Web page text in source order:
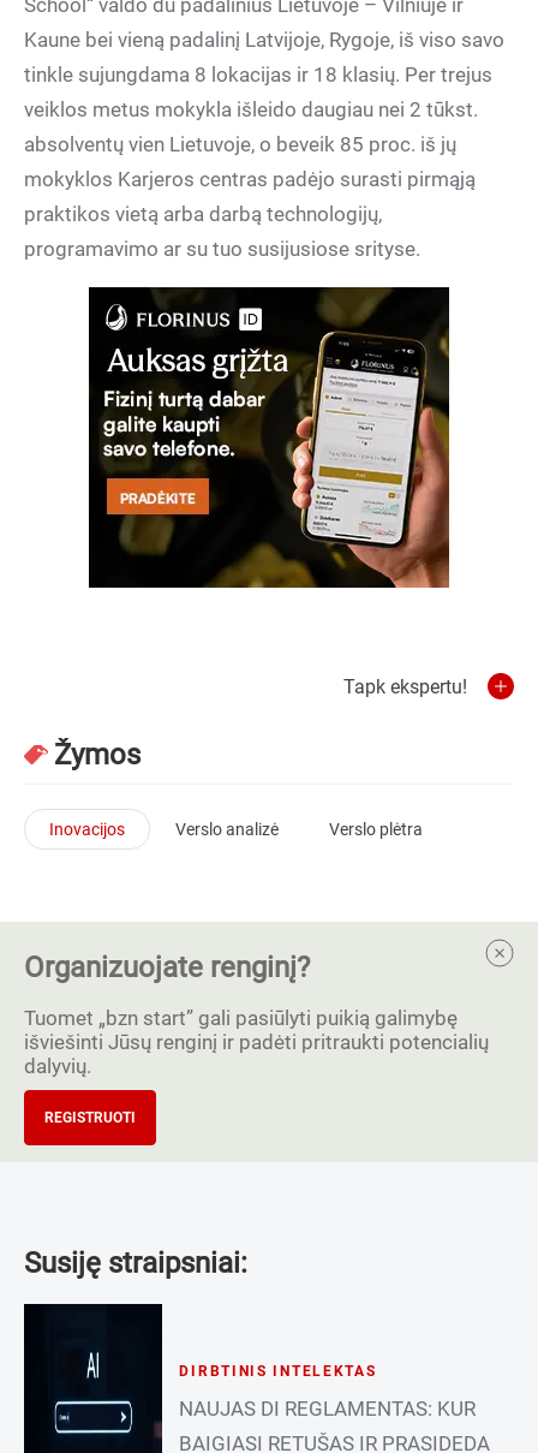
School“ valdo du padalinius Lietuvoje – Vilniuje ir
Kaune bei vieną padalinį Latvijoje, Rygoje, iš viso savo
tinkle sujungdama 8 lokacijas ir 18 klasių. Per trejus
veiklos metus mokykla išleido daugiau nei 2 tūkst.
absolventų vien Lietuvoje, o beveik 85 proc. iš jų
mokyklos Karjeros centras padėjo surasti pirmąją
praktikos vietą arba darbą technologijų,
programavimo ar su tuo susijusiose srityse.
Tapk ekspertu!
Žymos
Inovacijos Verslo analizė Verslo plėtra
Organizuojate renginį?
Tuomet „bzn start” gali pasiūlyti puikią galimybę
išviešinti Jūsų renginį ir padėti pritraukti potencialių
dalyvių.
REGISTRUOTI
Susiję straipsniai:
DIRBTINIS INTELEKTAS
NAUJAS DI REGLAMENTAS: KUR
BAIGIASI RETUŠAS IR PRASIDEDA